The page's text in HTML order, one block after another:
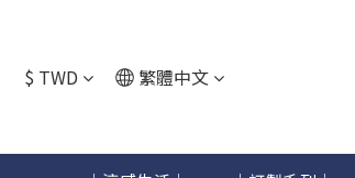
$ TWD 繁體中文